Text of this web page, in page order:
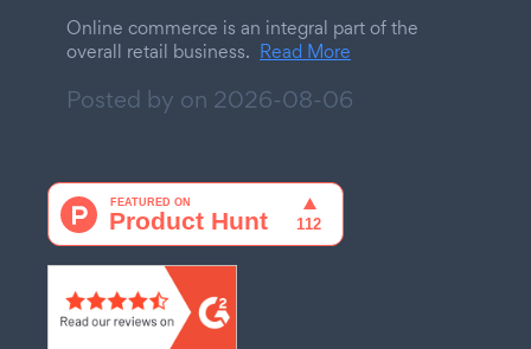
Online commerce is an integral part of the
overall retail business. Read More
Posted by on 2026-08-06